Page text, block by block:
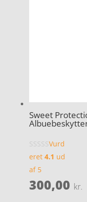
Sweet
Vurd
eret 4.1 ud
af 5
300,00 kr.